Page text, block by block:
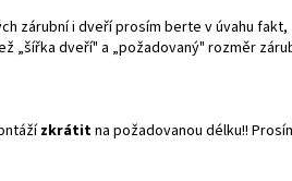
zárubní i dveří prosím berte v úvahu fakt,
„šířka dveří" a „požadovaný" rozměr
zkrátitna požadovanou délku!!